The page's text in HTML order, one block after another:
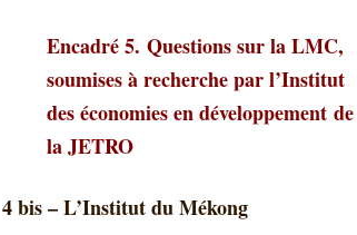
Encadré 5. Questions sur la LMC,
soumises à recherche par l’Institut
des économies en développement de
la JETRO
4 bis – L’Institut du Mékong